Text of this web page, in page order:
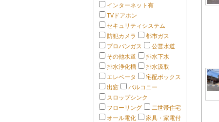
インターネット有
TVドアホン
セキュリティシステム
防犯カメラ
都市ガス
プロパンガス
公営水道
その他水道
排水下水
排水浄化槽
排水汲取
エレベータ
宅配ボックス
出窓
バルコニー
スロップシンク
フローリング
二世帯住宅
オール電化
家具・家電付